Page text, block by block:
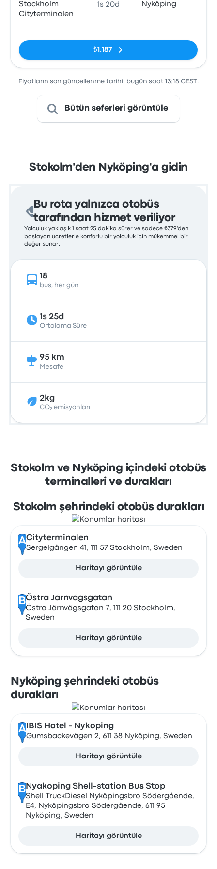
Stockholm
Cityterminalen
1s 20d Nyköping
₺1.187
Fiyatların son güncellenme tarihi: bugün saat 13:18 CEST.
Bütün seferleri görüntüle
Stokolm'den Nyköping'a gidin
Bu rota yalnızca otobüs
tarafından hizmet veriliyor
Yolculuk yaklaşık 1 saat 25 dakika sürer ve sadece ₺379'den
başlayan ücretlerle konforlu bir yolculuk için mükemmel bir
değer sunar.
18
bus, her gün
1s 25d
Ortalama Süre
95 km
Mesafe
2kg
CO₂ emisyonları
Stokolm ve Nyköping içindeki otobüs
terminalleri ve durakları
Stokolm şehrindeki otobüs durakları
ACityterminalen
Sergelgången 41, 111 57 Stockholm, Sweden
Haritayı görüntüle
BÖstra Järnvägsgatan
Östra Järnvägsgatan 7, 111 20 Stockholm,
Sweden
Haritayı görüntüle
Nyköping şehrindeki otobüs
durakları
A IBIS Hotel - Nykoping
Gumsbackevägen 2, 611 38 Nyköping, Sweden
Haritayı görüntüle
B Nyakoping Shell-station Bus Stop
Shell TruckDiesel Nyköpingsbro Södergående,
E4, Nyköpingsbro Södergående, 611 95
Nyköping, Sweden
Haritayı görüntüle